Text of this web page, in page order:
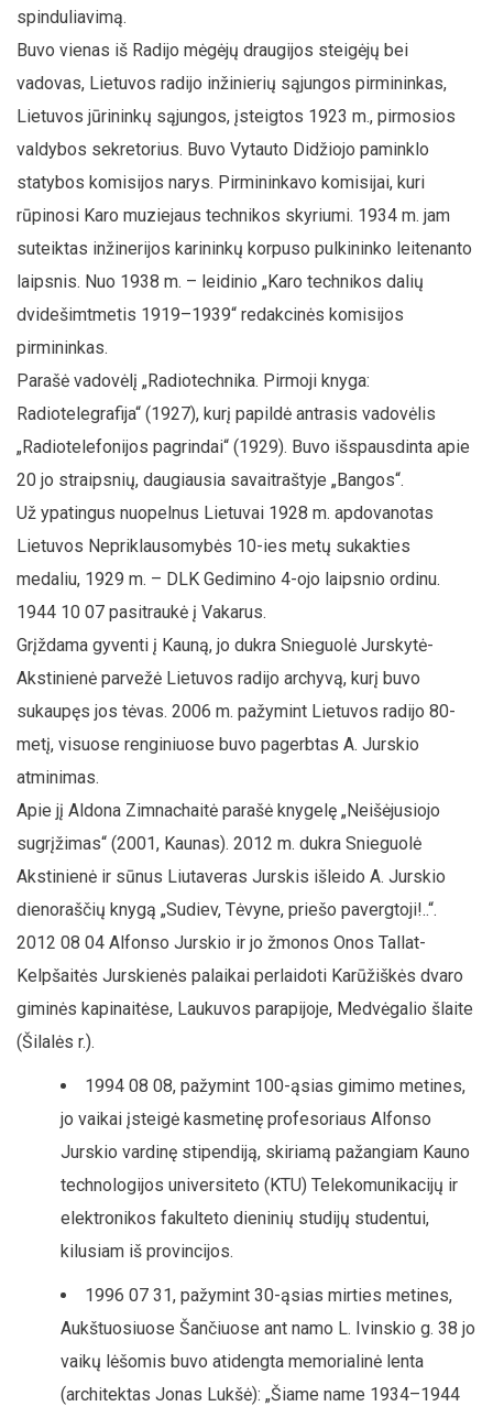
spinduliavimą.
Buvo vienas iš Radijo mėgėjų draugijos steigėjų bei
vadovas, Lietuvos radijo inžinierių sąjungos pirmininkas,
Lietuvos jūrininkų sąjungos, įsteigtos 1923 m., pirmosios
valdybos sekretorius. Buvo Vytauto Didžiojo paminklo
statybos komisijos narys. Pirmininkavo komisijai, kuri
rūpinosi Karo muziejaus technikos skyriumi. 1934 m. jam
suteiktas inžinerijos karininkų korpuso pulkininko leitenanto
laipsnis. Nuo 1938 m. – leidinio „Karo technikos dalių
dvidešimtmetis 1919–1939“ redakcinės komisijos
pirmininkas.
Parašė vadovėlį „Radiotechnika. Pirmoji knyga:
Radiotelegrafija“ (1927), kurį papildė antrasis vadovėlis
„Radiotelefonijos pagrindai“ (1929). Buvo išspausdinta apie
20 jo straipsnių, daugiausia savaitraštyje „Bangos“.
Už ypatingus nuopelnus Lietuvai 1928 m. apdovanotas
Lietuvos Nepriklausomybės 10-ies metų sukakties
medaliu, 1929 m. – DLK Gedimino 4-ojo laipsnio ordinu.
1944 10 07 pasitraukė į Vakarus.
Grįždama gyventi į Kauną, jo dukra Snieguolė Jurskytė-
Akstinienė parvežė Lietuvos radijo archyvą, kurį buvo
sukaupęs jos tėvas. 2006 m. pažymint Lietuvos radijo 80-
metį, visuose renginiuose buvo pagerbtas A. Jurskio
atminimas.
Apie jį Aldona Zimnachaitė parašė knygelę „Neišėjusiojo
sugrįžimas“ (2001, Kaunas). 2012 m. dukra Snieguolė
Akstinienė ir sūnus Liutaveras Jurskis išleido A. Jurskio
dienoraščių knygą „Sudiev, Tėvyne, priešo pavergtoji!..“.
2012 08 04 Alfonso Jurskio ir jo žmonos Onos Tallat-
Kelpšaitės Jurskienės palaikai perlaidoti Karūžiškės dvaro
giminės kapinaitėse, Laukuvos parapijoje, Medvėgalio šlaite
(Šilalės r.).
1994 08 08, pažymint 100-ąsias gimimo metines,
jo vaikai įsteigė kasmetinę profesoriaus Alfonso
Jurskio vardinę stipendiją, skiriamą pažangiam Kauno
technologijos universiteto (KTU) Telekomunikacijų ir
elektronikos fakulteto dieninių studijų studentui,
kilusiam iš provincijos.
1996 07 31, pažymint 30-ąsias mirties metines,
Aukštuosiuose Šančiuose ant namo L. Ivinskio g. 38 jo
vaikų lėšomis buvo atidengta memorialinė lenta
(architektas Jonas Lukšė): „Šiame name 1934–1944